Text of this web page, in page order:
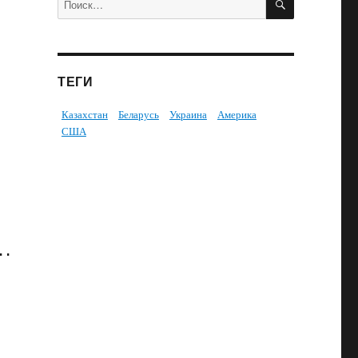
.
ТЕГИ
Казахстан Беларусь Украина
Америка
США